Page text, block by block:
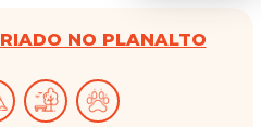
NO PLANALTO